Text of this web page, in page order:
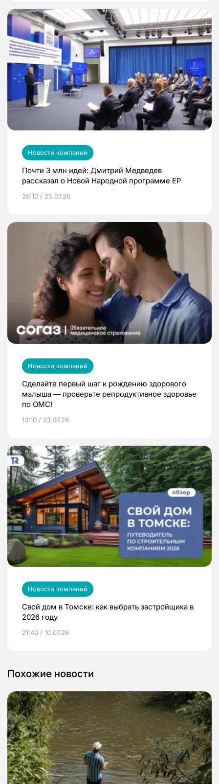
Новости компаний
Почти 3 млн идей: Дмитрий Медведев
рассказал о Новой Народной программе ЕР
20:10 / 25.07.26
Новости компаний
Сделайте первый шаг к рождению здорового
малыша — проверьте репродуктивное здоровье
по ОМС!
13:10 / 23.07.26
Новости компаний
Свой дом в Томске: как выбрать застройщика в
2026 году
21:40 / 10.07.26
Похожие новости